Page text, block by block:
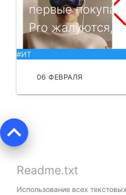
первые
Pro жалуются,
#ИТ
06 ФЕВРАЛЯ
keyboard_arrow_up
Readme.txt
Использование всех